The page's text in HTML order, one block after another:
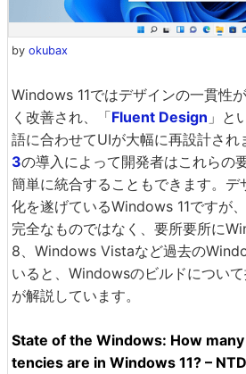
by okubax
Windows 11ではデザインの一貫性
く改善され、「Fluent Design 」と
語に合わせてUIが大幅に再設計され
3の導入によって開発者はこれらの
簡単に統合することもできます。デ
化を遂げているWindows 11ですが
完全なものではなく、要所要所に
8、Windows Vistaなど過去の
いると、Windowsのビルドについ
が解説しています。
State of the Windows: How
tencies are in Windows 11? –